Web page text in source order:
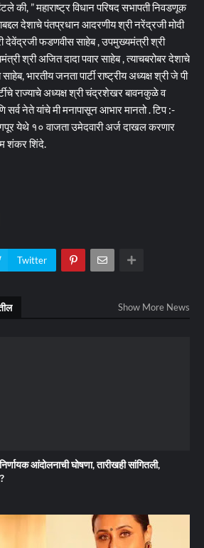
की, ” महाराष्ट्र विधान परिषद सभापती निवडणूक
देशाचे पंतप्रधान आदरणीय श्री नरेंद्रजी मोदी
देवेंद्रजी फडणवीस साहेब , उपमुख्यमंत्री श्री
श्री अजित दादा पवार साहेब , त्याचबरोबर देशाचे
भारतीय जनता पार्टी राष्ट्रीय अध्यक्ष श्री जे पी
राज्याचे अध्यक्ष श्री चंद्रशेखर बावनकुळे व
नेते यांचे मी मनापासून आभार मानतो . टिप :-
येथे १० वाजता उमेदवारी अर्ज दाखल करणार
शंकर शिंदे.
Twitter
Show More News
आंदोलनाची घोषणा, तारीखही सांगितली,